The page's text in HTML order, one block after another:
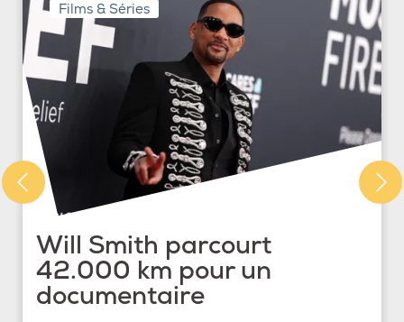
Films & Séries
Will Smith parcourt
42.000 km pour un
documentaire